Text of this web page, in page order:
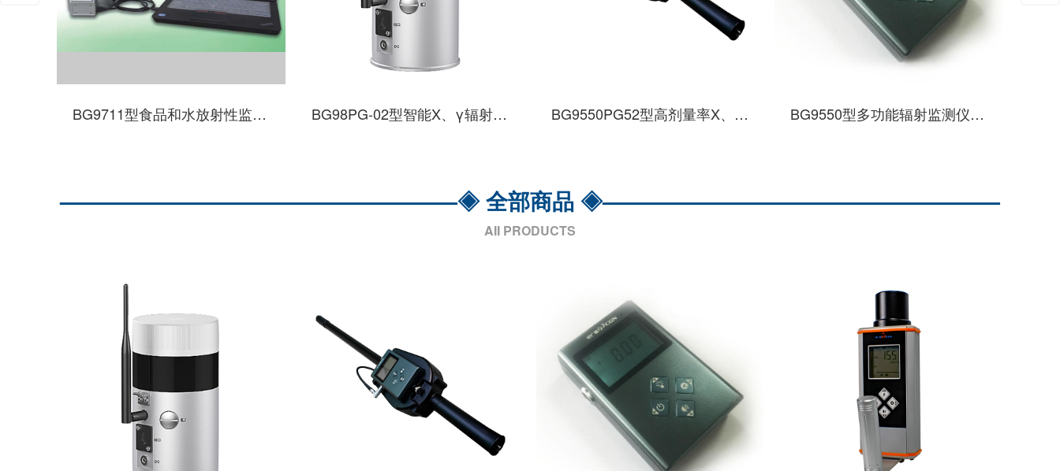
BG9711型食品和水放射性监测仪 BG98PG-02型智能X、γ辐射监测仪 BG9550PG52型高剂量率X、γ剂量率仪 BG9550型多功能辐射监测仪主机（核电）
——————————————————◈ 全部商品 ◈——————————————————
AII PRODUCTS